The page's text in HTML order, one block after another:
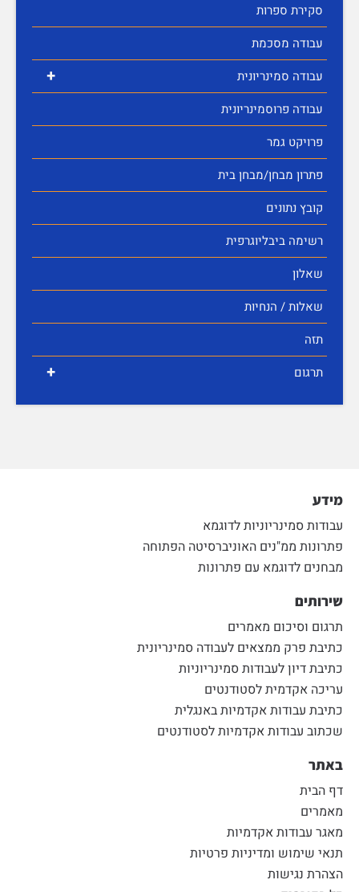
סקירת ספרות
עבודה מסכמת
+
עבודה סמינריונית
עבודה פרוסמינריונית
פרויקט גמר
פתרון מבחן/מבחן בית
קובץ נתונים
רשימה ביבליוגרפית
שאלון
שאלות / הנחיות
תזה
+ תרגום
מידע
עבודות סמינריוניות לדוגמא
פתרונות ממ"נים האוניברסיטה הפתוחה
מבחנים לדוגמא עם פתרונות
שירותים
תרגום וסיכום מאמרים
כתיבת פרק ממצאים לעבודה סמינריונית
כתיבת דיון לעבודות סמינריוניות
עריכה אקדמית לסטודנטים
כתיבת עבודות אקדמיות באנגלית
שכתוב עבודות אקדמיות לסטודנטים
באתר
דף הבית
מאמרים
מאגר עבודות אקדמיות
תנאי שימוש ומדיניות פרטיות
הצהרת נגישות